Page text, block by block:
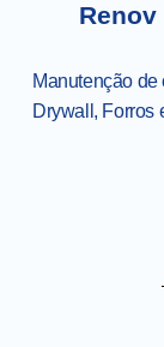
Manutenção
Drywall, Forros